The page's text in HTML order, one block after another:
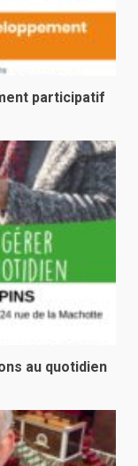
participatif
au quotidien